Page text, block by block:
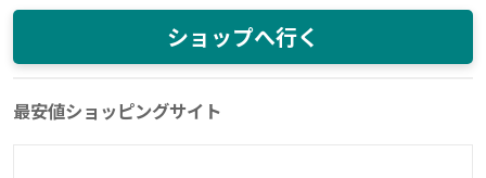
ショップへ行く
最安値ショッピングサイト